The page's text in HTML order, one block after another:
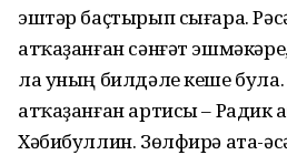
эштәр баҫтырып сығара.
атҡаҙанған сәнғәт
ла уның билдәле кеше
атҡаҙанған артисы – Радик
Хәбибуллин. Зөлфирә ата-